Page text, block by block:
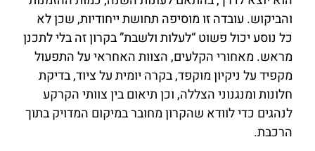
והביקוש. עובדה זו מוסיפה תחושת ייחודיות, שכן לא
כל נוסע יכול פשוט “לעלות ולשבת” בקרון זה בלי לתכנן
מראש. מאחורי הקלעים, הצוות האחראי על התפעול
מקפיד על ניקיון מוקפד, בקרה יומית על ציוד, בדיקת
חלונות ומנגנוני הצללה, וכן תיאום בין צוותי הקרקע
לנהגים כדי לוודא שהקרון מחובר במיקום המדויק בתוך
הרכבת.